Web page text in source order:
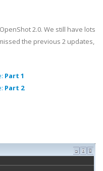
2.0. We still have lots
the previous 2 updates,
Part 1
Part 2